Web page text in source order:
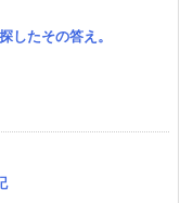
したその答え。